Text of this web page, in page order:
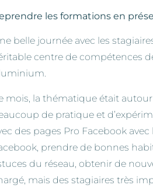
les formations en
belle journée avec les
centre de compétences
mois, la thématique était
de pratique et
des pages Pro Facebook
prendre de bonnes
du réseau, obtenir de
mais des stagiaires très